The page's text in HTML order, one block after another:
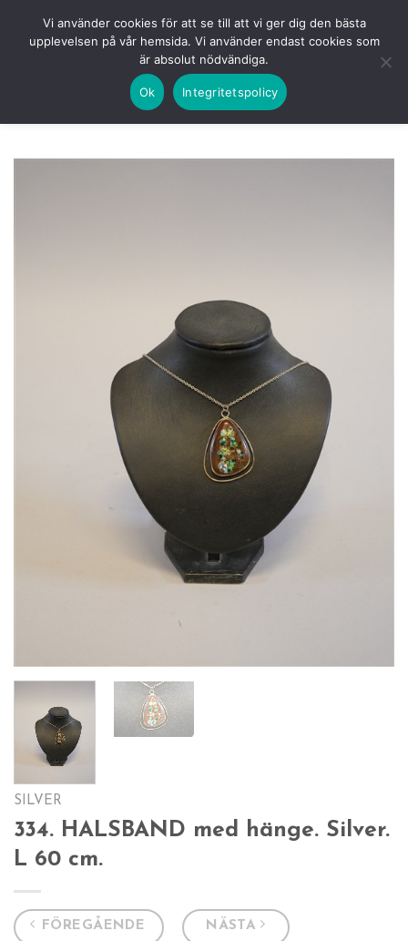
KOMMANDE LOGGA IN
SILVER
334. HALSBAND med hänge. Silver.
L 60 cm.
FÖREGÅENDE NÄSTA
Vi använder cookies för att se till att vi ger dig den bästa
upplevelsen på vår hemsida. Vi använder endast cookies som
är absolut nödvändiga.
Ok Integritetspolicy